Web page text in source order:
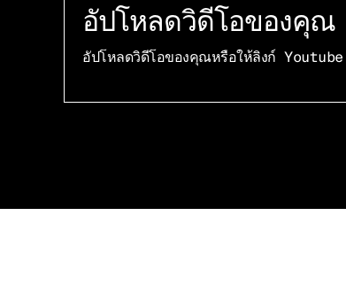
อัปโหลดวิดีโอของคุณ
อัปโหลดวิดีโอของคุณหรือให้ลิงก์ Youtube